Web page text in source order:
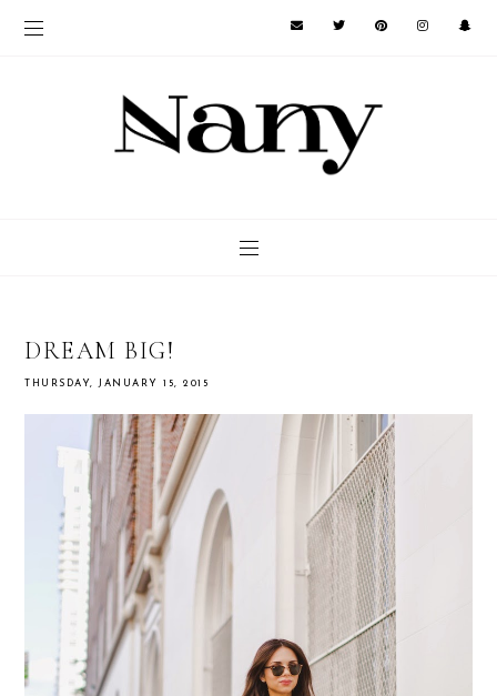
DREAM BIG!
THURSDAY, JANUARY 15, 2015